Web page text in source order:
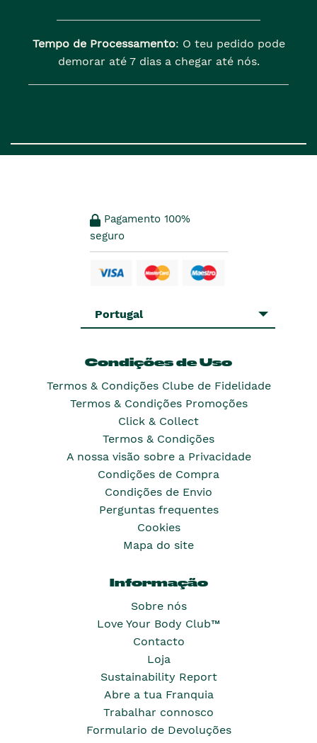
Tempo de Processamento: O teu pedido pode
demorar até 7 dias a chegar até nós.
Pagamento 100%
seguro
Portugal
Condições de Uso
Termos & Condições Clube de Fidelidade
Termos & Condições Promoções
Click & Collect
Termos & Condições
A nossa visão sobre a Privacidade
Condições de Compra
Condições de Envio
Perguntas frequentes
Cookies
Mapa do site
Informação
Sobre nós
Love Your Body Club™
Contacto
Loja
Sustainability Report
Abre a tua Franquia
Trabalhar connosco
Formulario de Devoluções